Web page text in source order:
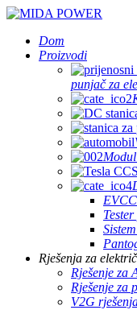
Dom
Proizvodi
punjač za
Rješenja za
Rješenje za
Rješenje za
V2G